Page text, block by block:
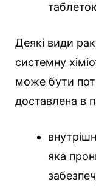
Деякі види
системну
може бути
доставлена ​​в
яка